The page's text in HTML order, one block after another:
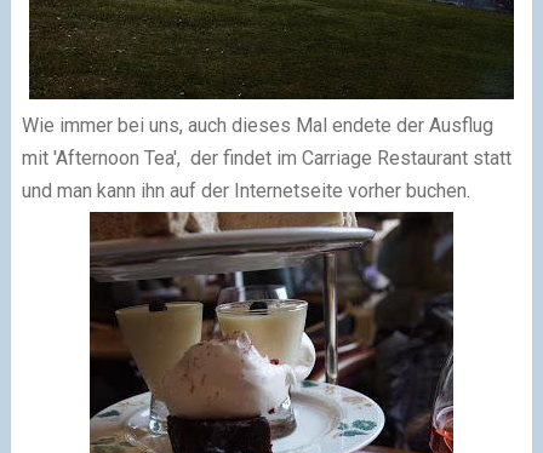
Wie immer bei uns, auch dieses Mal endete der Ausflug
mit 'Afternoon Tea', der findet im Carriage Restaurant statt
und man kann ihn auf der Internetseite vorher buchen.